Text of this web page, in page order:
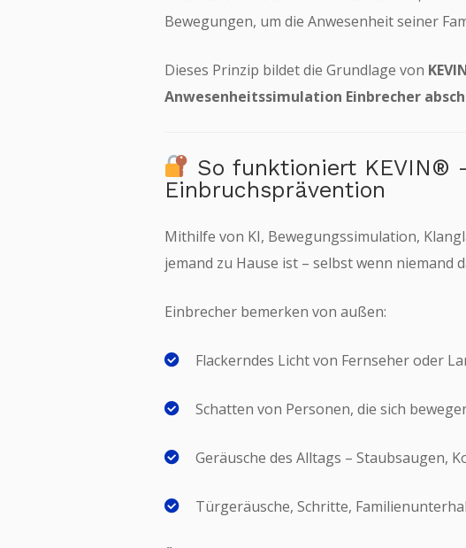
Bewegungen, um die Anwesenheit seiner
Dieses Prinzip bildet die Grundlage von
Anwesenheitssimulation Einbrecher
So funktioniert KEVIN®
Einbruchsprävention
Mithilfe von KI, Bewegungssimulation,
jemand zu Hause ist – selbst wenn niemand
Einbrecher bemerken von außen:
Flackerndes Licht von Fernseher oder
Schatten von Personen, die sich
Geräusche des Alltags – Staubsaugen,
Türgeräusche, Schritte,